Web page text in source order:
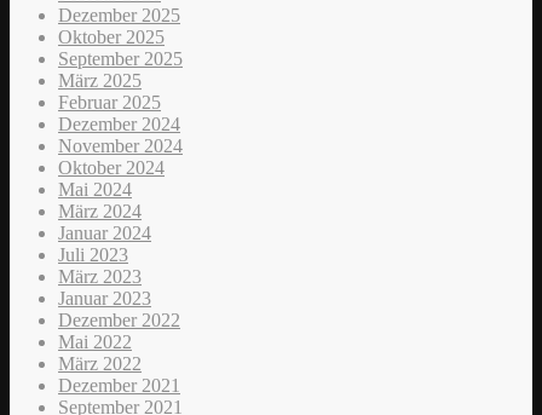
Dezember 2025
Oktober 2025
September 2025
März 2025
Februar 2025
Dezember 2024
November 2024
Oktober 2024
Mai 2024
März 2024
Januar 2024
Juli 2023
März 2023
Januar 2023
Dezember 2022
Mai 2022
März 2022
Dezember 2021
September 2021